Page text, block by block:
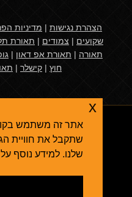
הצהרת נגישות | מדיניות
שקועים | צמודים | תאורת
תאורה | תאורת אפ דאון |
חוץ | קישלר |
קידום אתרים
שתקבל את חוויית
שלנו. למידע נוסף על
x